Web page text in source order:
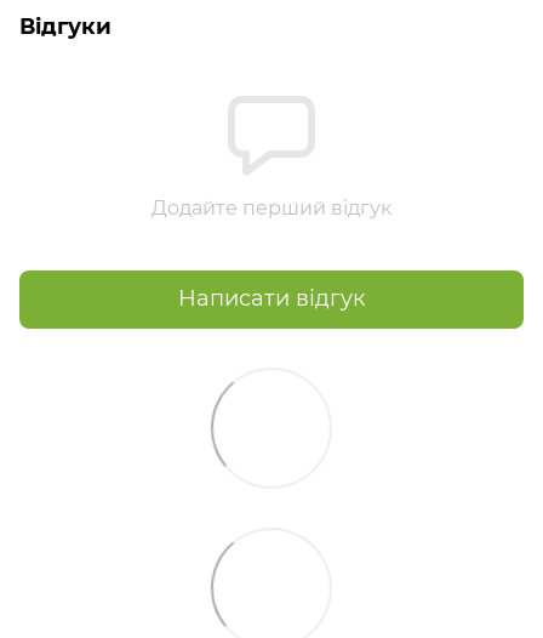
Відгуки
Додайте перший відгук
Написати відгук